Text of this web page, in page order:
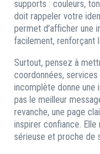
supports : couleurs,
doit rappeler votre
permet d’afficher une
facilement, renforçant
Surtout, pensez à
coordonnées,
incomplète donne une
pas le meilleur
revanche, une page
inspirer confiance.
sérieuse et proche de